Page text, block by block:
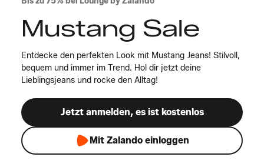
Mustang Sale
Entdecke den perfekten Look mit Mustang Jeans! Stilvoll,
bequem und immer im Trend. Hol dir jetzt deine
Lieblingsjeans und rocke den Alltag!
Jetzt anmelden, es ist kostenlos
Mit Zalando einloggen